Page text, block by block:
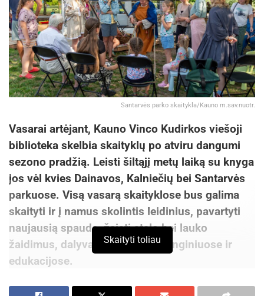
Santarvės parko skaitykla/Kauno m.sav.nuotr.
Vasarai artėjant, Kauno Vinco Kudirkos viešoji
biblioteka skelbia skaityklų po atviru dangumi
sezono pradžią. Leisti šiltąjį metų laiką su knyga
jos vėl kvies Dainavos, Kalniečių bei Santarvės
parkuose. Visą vasarą skaityklose bus galima
skaityti ir į namus skolintis leidinius, pavartyti
naujausią spaudą, žaisti stalo bei lauko
žaidimus, dalyvauti įvairiuose renginiuose ir
edukacijose.
Per šią ir kitą savaitę duris atvers visos trys
Skaityti toliau